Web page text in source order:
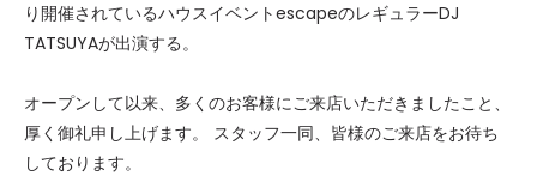
り開催されているハウスイベントescapeのレギュラーDJ
TATSUYAが出演する。
オープンして以来、多くのお客様にご来店いただきましたこと、
厚く御礼申し上げます。 スタッフ一同、皆様のご来店をお待ち
しております。